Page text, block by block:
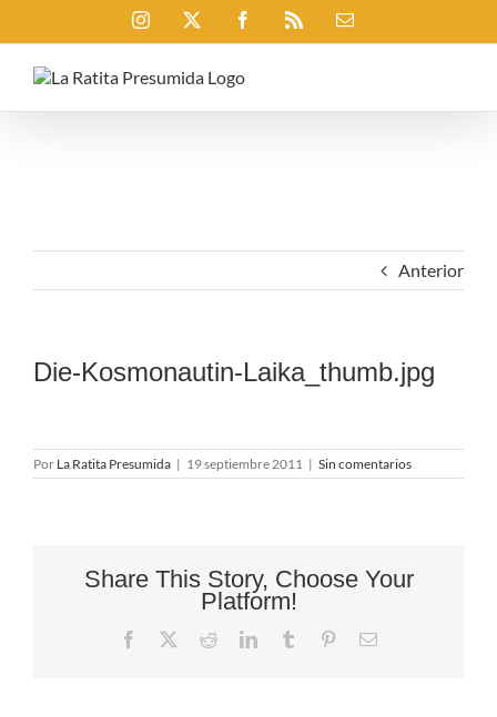
Instagram Facebook
Correo
Anterior
Die-Kosmonautin-Laika_thumb.jpg
Por La Ratita Presumida | 19 septiembre 2011 | Sin comentarios
Share This Story, Choose Your
Platform!
Facebook RedditLinkedInTumblr PinterestCorreo